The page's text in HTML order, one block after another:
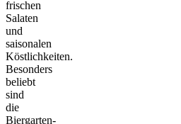
frischen
Salaten
und
saisonalen
Köstlichkeiten.
Besonders
beliebt
sind
die
Biergarten-